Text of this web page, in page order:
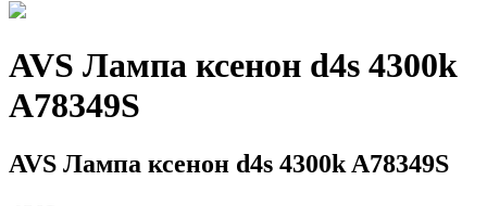
AVS Лампа ксенон d4s 4300k
A78349S
AVS Лампа ксенон d4s 4300k A78349S